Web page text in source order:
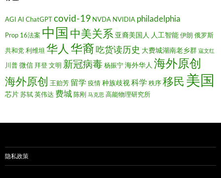
AGI AI ChatGPTcovid-19 NVDA NVIDIA philadelphia
Prop 16法案 中国 中美关系 亚裔美国人 人工智能伊朗 俄罗斯
共和党利维坦 华人 华裔吃货读历史 大费城湖南老乡群 寇文红
川普微信 拜登文明 新冠病毒杨振宁海外华人 海外原创
海外原创 王贻芳 留学 疫情种族歧视科学 秩序移民 美国
芯片苏轼英伟达 费城陈刚 马克思 高能物理研究所
隐私政策